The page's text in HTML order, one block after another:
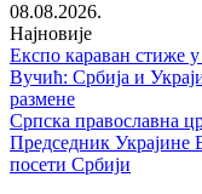
08.08.2026.
Најновије
Експо караван стиже у
Вучић: Србија и
размене
Српска православна
Председник Украјине
посети Србији